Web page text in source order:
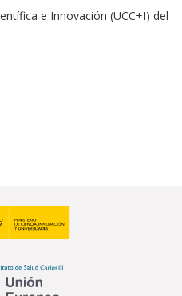
e Innovación (UCC+I) del